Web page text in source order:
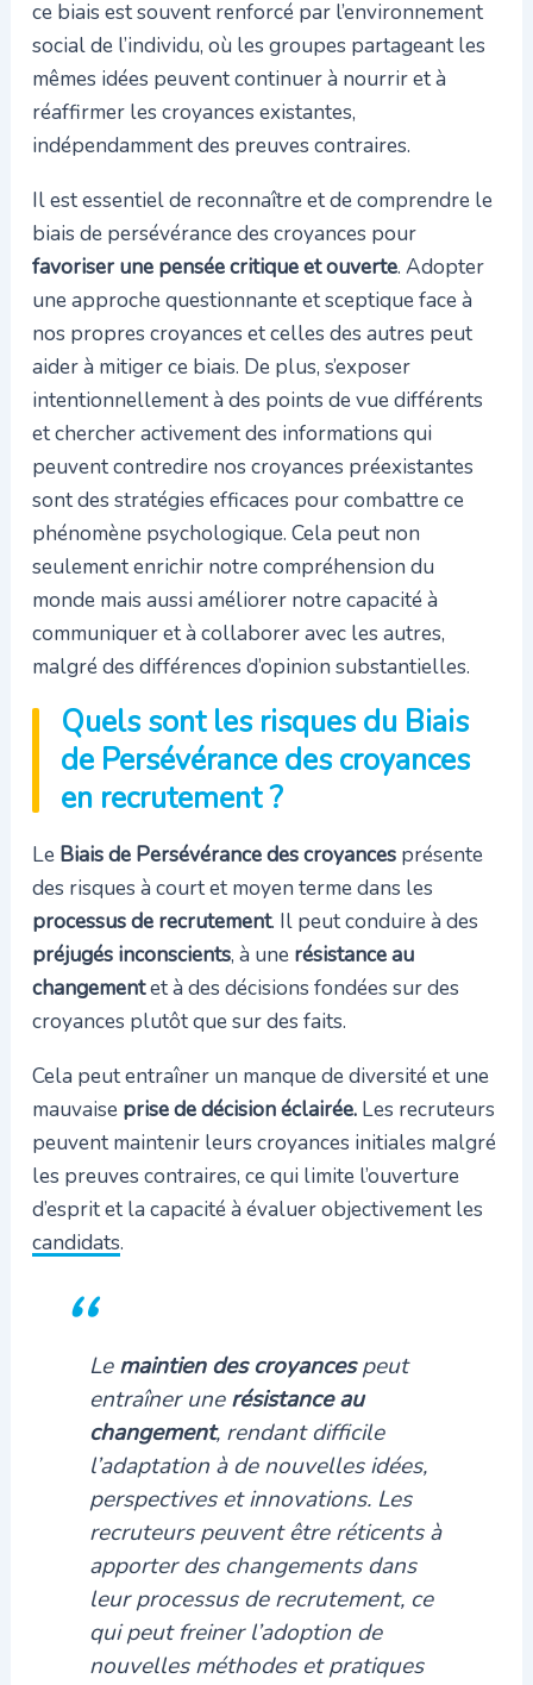
ce biais est souvent renforcé par l’environnement
social de l’individu, où les groupes partageant les
mêmes idées peuvent continuer à nourrir et à
réaffirmer les croyances existantes,
indépendamment des preuves contraires.
Il est essentiel de reconnaître et de comprendre le
biais de persévérance des croyances pour
favoriser une pensée critique et ouverte. Adopter
une approche questionnante et sceptique face à
nos propres croyances et celles des autres peut
aider à mitiger ce biais. De plus, s’exposer
intentionnellement à des points de vue différents
et chercher activement des informations qui
peuvent contredire nos croyances préexistantes
sont des stratégies efficaces pour combattre ce
phénomène psychologique. Cela peut non
seulement enrichir notre compréhension du
monde mais aussi améliorer notre capacité à
communiquer et à collaborer avec les autres,
malgré des différences d’opinion substantielles.
Quels sont les risques du Biais
de Persévérance des croyances
en recrutement ?
Le Biais de Persévérance des croyancesprésente
des risques à court et moyen terme dans les
processus de recrutement. Il peut conduire à des
préjugés inconscients, à une résistance au
changementet à des décisions fondées sur des
croyances plutôt que sur des faits.
Cela peut entraîner un manque de diversité et une
mauvaise prise de décision éclairée.Les recruteurs
peuvent maintenir leurs croyances initiales malgré
les preuves contraires, ce qui limite l’ouverture
d’esprit et la capacité à évaluer objectivement les
candidats.
Lemaintien des croyancespeut
entraîner unerésistance au
changement, rendant difficile
l’adaptation à de nouvelles idées,
perspectives et innovations. Les
recruteurs peuvent être réticents à
apporter des changements dans
leur processus de recrutement, ce
qui peut freiner l’adoption de
nouvelles méthodes et pratiques